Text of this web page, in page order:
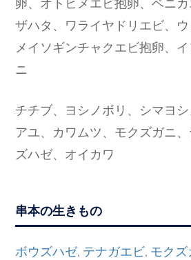
ザハタ、ワライヤドリエビ、
メイソギンチャクエビ抱卵、
ニ
チチブ、ヨシノボリ、シマヨシ
アユ、カワムツ、モクズガニ
ズハゼ、オイカワ
串本の生きもの
ボウズハゼ, テナガエビ, モクズ